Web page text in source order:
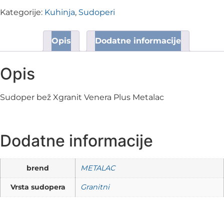
Kategorije: Kuhinja, Sudoperi
Opis Dodatne informacije
Opis
Sudoper bež Xgranit Venera Plus Metalac
Dodatne informacije
brend METALAC
Vrsta sudopera Granitni